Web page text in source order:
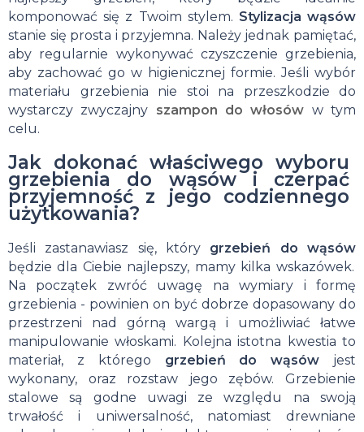
komponować się z Twoim stylem. Stylizacja wąsów
stanie się prosta i przyjemna. Należy jednak pamiętać,
aby regularnie wykonywać czyszczenie grzebienia,
aby zachować go w higienicznej formie. Jeśli wybór
materiału grzebienia nie stoi na przeszkodzie do
wystarczy zwyczajny szampon do włosów w tym
celu.
Jak dokonać właściwego wyboru
grzebienia do wąsów i czerpać
przyjemność z jego codziennego
użytkowania?
Jeśli zastanawiasz się, który grzebień do wąsów
będzie dla Ciebie najlepszy, mamy kilka wskazówek.
Na początek zwróć uwagę na wymiary i formę
grzebienia - powinien on być dobrze dopasowany do
przestrzeni nad górną wargą i umożliwiać łatwe
manipulowanie włoskami. Kolejna istotna kwestia to
materiał, z którego grzebień do wąsów jest
wykonany, oraz rozstaw jego zębów. Grzebienie
stalowe są godne uwagi ze względu na swoją
trwałość i uniwersalność, natomiast drewniane